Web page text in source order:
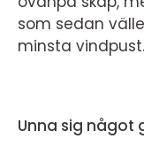
som sedan
minsta vindpust.
Unna sig något